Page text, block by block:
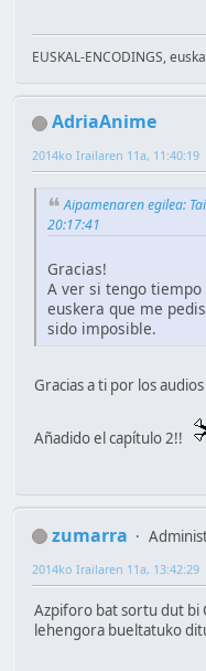
EUSKAL-ENCODINGS,
AdriaAnime
2014ko Irailaren 11a, 11:40:19
Aipamenaren egilea:
20:17:41
Gracias!
A ver si tengo
euskera que me
sido imposible.
Gracias a ti por los
Añadido el capítulo 2!!
zumarra
2014ko Irailaren 11a, 13:42:29
Azpiforo bat sortu dut bi
lehengora bueltatuko